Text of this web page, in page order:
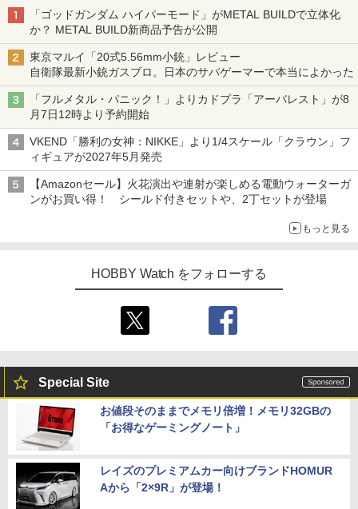
「ゴッドガンダム ハイパーモード」がMETAL BUILDで立体化
か？ METAL BUILD新商品予告が公開
東京マルイ「20式5.56mm小銃」レビュー
自衛隊最新小銃ガスブロ。日本のサバゲーマーで本当によかった
「フルメタル・パニック！」よりカドプラ「アーバレスト」が8
月7日12時より予約開始
VKEND「勝利の女神：NIKKE」より1/4スケール「クラウン」フ
ィギュアが2027年5月発売
【Amazonセール】火花演出や連射が楽しめる電動ウォーターガ
ンがお買い得！ シールド付きセットや、2丁セットが登場
もっと見る
HOBBY Watch をフォローする
Special Site
お値段そのままでメモリ倍増！メモリ32GBの
「お得なゲーミングノート」
レイズのプレミアムカー向けブランドHOMUR
Aから「2×9R」が登場！